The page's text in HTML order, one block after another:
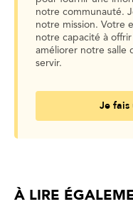
notre communauté.
notre mission. Votre
notre capacité à
améliorer notre salle
servir.
Je fais
À LIRE